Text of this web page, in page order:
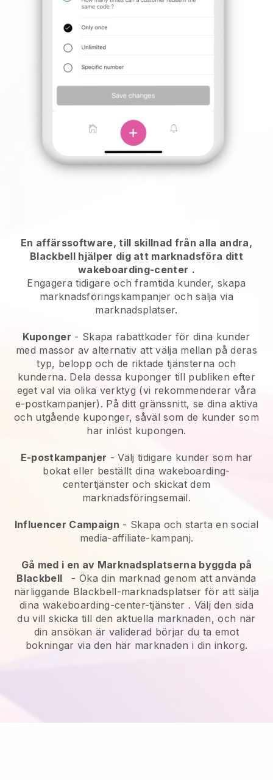
En affärssoftware, till skillnad från alla andra,
Blackbell hjälper dig att marknadsföra ditt
wakeboarding-center .
Engagera tidigare och framtida kunder, skapa
marknadsföringskampanjer och sälja via
marknadsplatser.
Kuponger - Skapa rabattkoder för dina kunder
med massor av alternativ att välja mellan på deras
typ, belopp och de riktade tjänsterna och
kunderna. Dela dessa kuponger till publiken efter
eget val via olika verktyg (vi rekommenderar våra
e-postkampanjer). På ditt gränssnitt, se dina aktiva
och utgående kuponger, såväl som de kunder som
har inlöst kupongen.
E-postkampanjer -Välj tidigare kunder som har
bokat eller beställt dina wakeboarding-
centertjänster och skickat dem
marknadsföringsemail.
Influencer Campaign - Skapa och starta en social
media-affiliate-kampanj.
Gå med i en av Marknadsplatserna byggda på
Blackbell
- Öka din marknad genom att använda
närliggande Blackbell-marknadsplatser för att sälja
dina wakeboarding-center-tjänster . Välj den sida
du vill skicka till den aktuella marknaden, och när
din ansökan är validerad börjar du ta emot
bokningar via den här marknaden i din inkorg.